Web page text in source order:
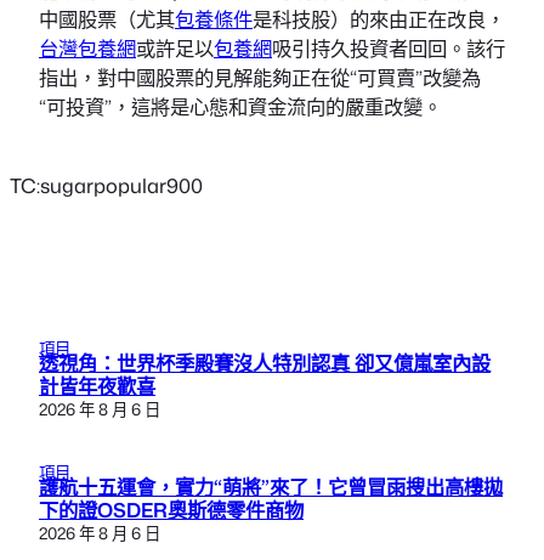
中國股票（尤其包養條件是科技股）的來由正在改良，
台灣包養網或許足以包養網吸引持久投資者回回。該行
指出，對中國股票的見解能夠正在從“可買賣”改變為
“可投資”，這將是心態和資金流向的嚴重改變。
TC:sugarpopular900
項目
透視角：世界杯季殿賽沒人特別認真 卻又億嵐室內設
計皆年夜歡喜
2026 年 8 月 6 日
項目
護航十五運會，實力“萌將”來了！它曾冒雨搜出高樓拋
下的證OSDER奧斯德零件商物
2026 年 8 月 6 日